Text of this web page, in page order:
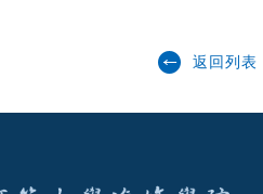
返回列表